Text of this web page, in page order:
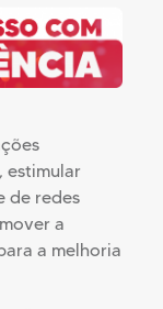
estimular
de redes
a
a melhoria